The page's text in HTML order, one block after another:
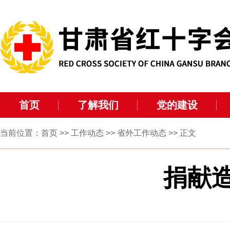
首页 了解我们 党的建设
当前位置： 首页 >> 工作动态 >> 省外工作动态 >> 正文
捐献